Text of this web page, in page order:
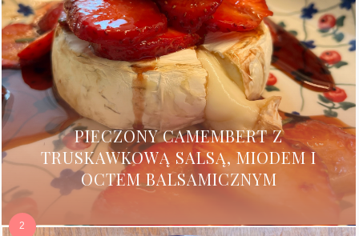
PIECZONY CAMEMBERT Z
TRUSKAWKOWĄ SALSĄ, MIODEM I
OCTEM BALSAMICZNYM